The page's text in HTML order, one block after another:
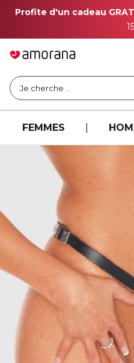
Profite d'un cadeau
Je cherche ..
FEMMES